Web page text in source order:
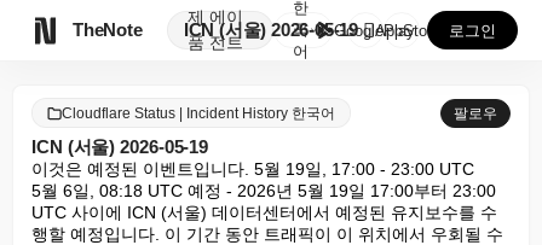
TheNote
제
품
에이
전트
ICN (서울) 2026-05-19
한
국
어
GooglePlay
AppStore 로그인
Cloudflare Status | Incident History 한국어 팔로우
ICN (서울) 2026-05-19
이것은 예정된 이벤트입니다. 5월 19일, 17:00 - 23:00 UTC
5월 6일, 08:18 UTC 예정 - 2026년 5월 19일 17:00부터 23:00
UTC 사이에 ICN (서울) 데이터센터에서 예정된 유지보수를 수
행할 예정입니다. 이 기간 동안 트래픽이 이 위치에서 우회될 수